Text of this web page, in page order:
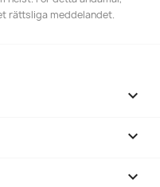
rättsliga meddelandet.


